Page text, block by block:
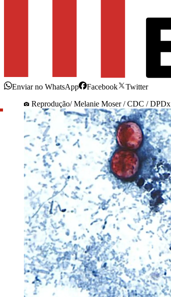
Enviar no WhatsApp Facebook
Twitter
Reprodução/ Melanie Moser / CDC / DPDx